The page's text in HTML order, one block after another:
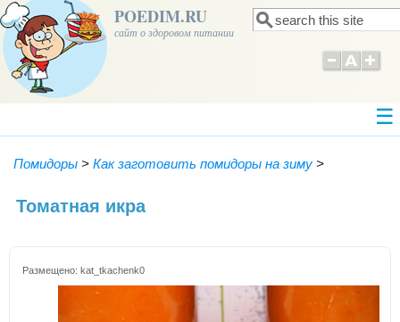
POEDIM.RU
сайт о здоровом питании Форма поиска
Поиск
Помидоры > Как заготовить помидоры на зиму >
Томатная икра
Размещено: kat_tkachenk0